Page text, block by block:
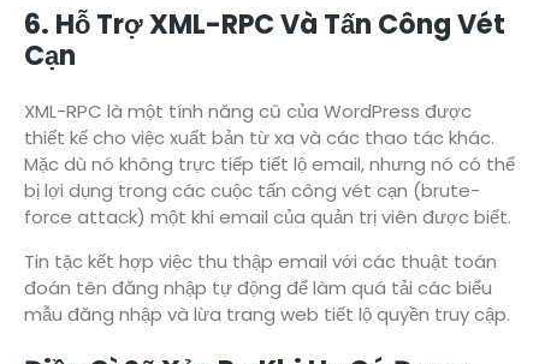
6. Hỗ Trợ XML-RPC Và Tấn Công Vét
Cạn
XML-RPC là một tính năng cũ của WordPress được
thiết kế cho việc xuất bản từ xa và các thao tác khác.
Mặc dù nó không trực tiếp tiết lộ email, nhưng nó có thể
bị lợi dụng trong các cuộc tấn công vét cạn (brute-
force attack) một khi email của quản trị viên được biết.
Tin tặc kết hợp việc thu thập email với các thuật toán
đoán tên đăng nhập tự động để làm quá tải các biểu
mẫu đăng nhập và lừa trang web tiết lộ quyền truy cập.